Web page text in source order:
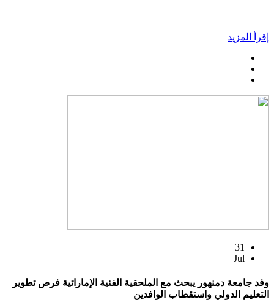
إقرأ المزيد
31
Jul
وفد جامعة دمنهور يبحث مع الملحقية الفنية الإماراتية فرص تطوير
التعليم الدولي واستقطاب الوافدين